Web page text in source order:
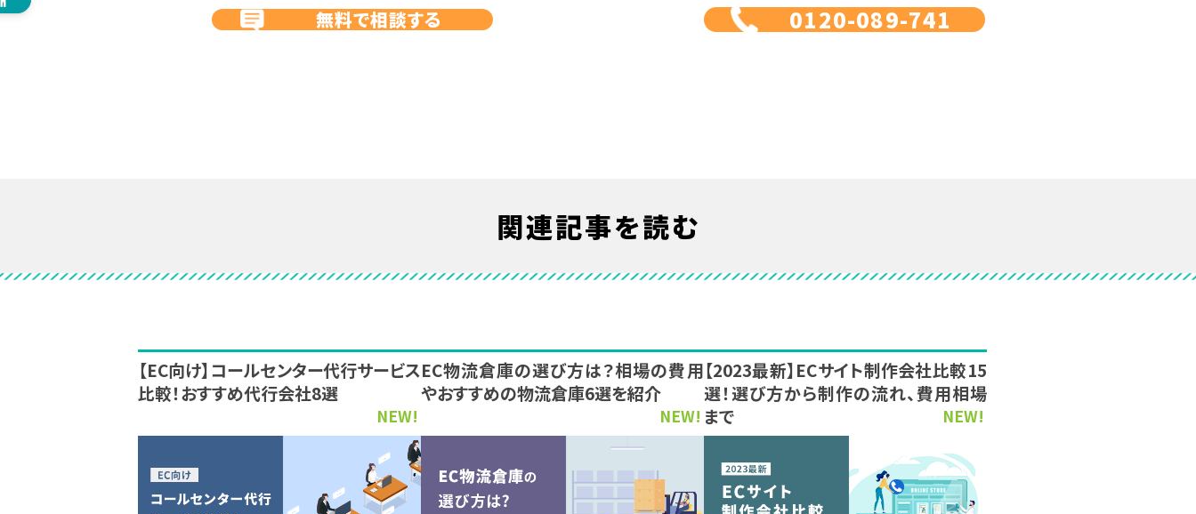
無料で相談する 0120-089-741
関連記事を読む
【EC向け】コールセンター代行サービス
比較！おすすめ代行会社8選
NEW!
EC物流倉庫の選び方は？相場の費用
やおすすめの物流倉庫6選を紹介
NEW!
【2023最新】ECサイト制作会社比較15
選！選び方から制作の流れ、費用相場
まで
NEW!